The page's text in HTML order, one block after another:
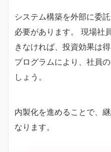
システム構築を外部に委
必要があります。 現場社
きなければ、投資効果は
プログラムにより、社員
しょう。
内製化を進めることで、
なります。